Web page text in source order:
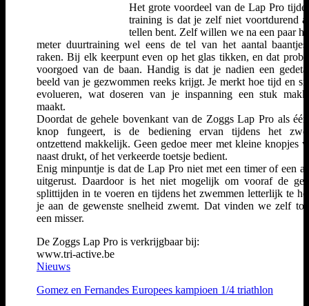
Het grote voordeel van de Lap Pro
training is dat je zelf niet voortdurend
tellen bent. Zelf willen we na een paar
meter duurtraining wel eens de tel van het aantal
raken. Bij elk keerpunt even op het glas tikken, en dat
voorgoed van de baan. Handig is dat je nadien een
beeld van je gezwommen reeks krijgt. Je merkt hoe tijd en
evolueren, wat doseren van je inspanning een stuk
maakt.
Doordat de gehele bovenkant van de Zoggs Lap Pro als
knop fungeert, is de bediening ervan tijdens het
ontzettend makkelijk. Geen gedoe meer met kleine knopjes
naast drukt, of het verkeerde toetsje bedient.
Enig minpuntje is dat de Lap Pro niet met een timer of een
uitgerust. Daardoor is het niet mogelijk om vooraf de
splittijden in te voeren en tijdens het zwemmen letterlijk te
je aan de gewenste snelheid zwemt. Dat vinden we zelf
een misser.
De Zoggs Lap Pro is verkrijgbaar bij:
www.tri-active.be
Nieuws
Gomez en Fernandes Europees kampioen 1/4 triathlon